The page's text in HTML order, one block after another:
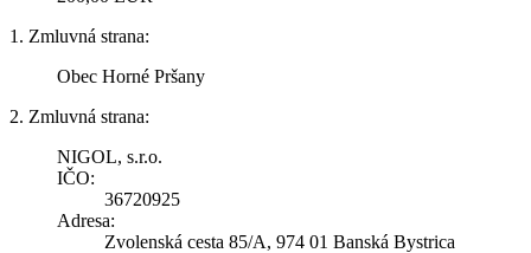
1. Zmluvná strana:
Obec Horné Pršany
2. Zmluvná strana:
NIGOL, s.r.o.
IČO:
36720925
Adresa:
Zvolenská cesta 85/A, 974 01 Banská Bystrica